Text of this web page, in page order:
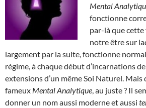
Mental
fonctionne
par-là que
notre être sur
largement par la suite, fonctionne
régime, à chaque début d’incarnations
extensions d’un même Soi Naturel. Mais
fameux Mental Analytique , au juste ? Il
donner un nom aussi moderne et aussi